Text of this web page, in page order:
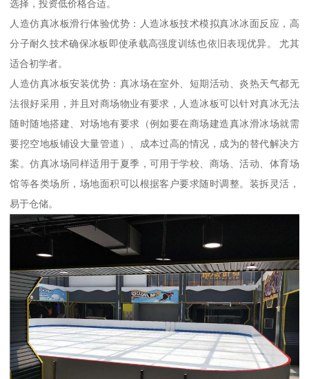
选择，投资低价格合适。
人造仿真冰板滑行体验优势：人造冰板技术模拟真冰冰面反应，高
分子耐久技术确保冰板即使承载高强度训练也依旧表现优异。 尤其
适合初学者。
人造仿真冰板安装优势：真冰场在室外、短期活动、炎热天气都无
法很好采用，并且对商场物业有要求，人造冰板可以针对真冰无法
随时随地搭建、对场地有要求（例如要在商场建造真冰滑冰场就需
要挖空地板铺设大量管道）、成本过高的情况，成为的替代解决方
案。仿真冰场同样适用于夏季，可用于学校、商场、活动、体育场
馆等各类场所，场地面积可以根据客户要求随时调整。装拆灵活，
易于仓储。